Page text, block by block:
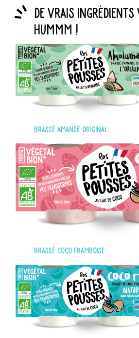
De vrais ingrédients
hummm !
Brassé amande original
Brassé coco framboise